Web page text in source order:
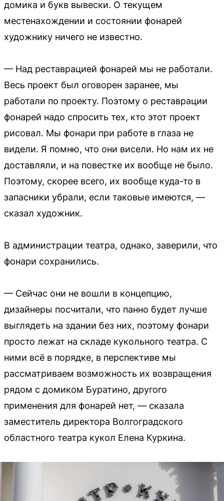
домика и букв вывески. О текущем
местенахождении и состоянии фонарей
художнику ничего не известно.
— Над реставрацией фонарей мы не работали.
Весь проект был оговорен заранее, мы
работали по проекту. Поэтому о реставрации
фонарей надо спросить тех, кто этот проект
рисовал. Мы фонари при работе в глаза не
видели. Я помню, что они висели. Но нам их не
доставляли, и на повестке их вообще не было.
Поэтому, скорее всего, их вообще куда-то в
запасники убрали, если таковые имеются, —
сказал художник.
В администрации театра, однако, заверили, что
фонари сохранились.
— Сейчас они не вошли в концепцию,
дизайнеры посчитали, что панно будет лучше
выглядеть на здании без них, поэтому фонари
просто лежат на складе кукольного театра. С
ними всё в порядке, в перспективе мы
рассматриваем возможность их возвращения
рядом с домиком Буратино, другого
применения для фонарей нет, — сказала
заместитель директора Волгоградского
областного театра кукол Елена Куркина.